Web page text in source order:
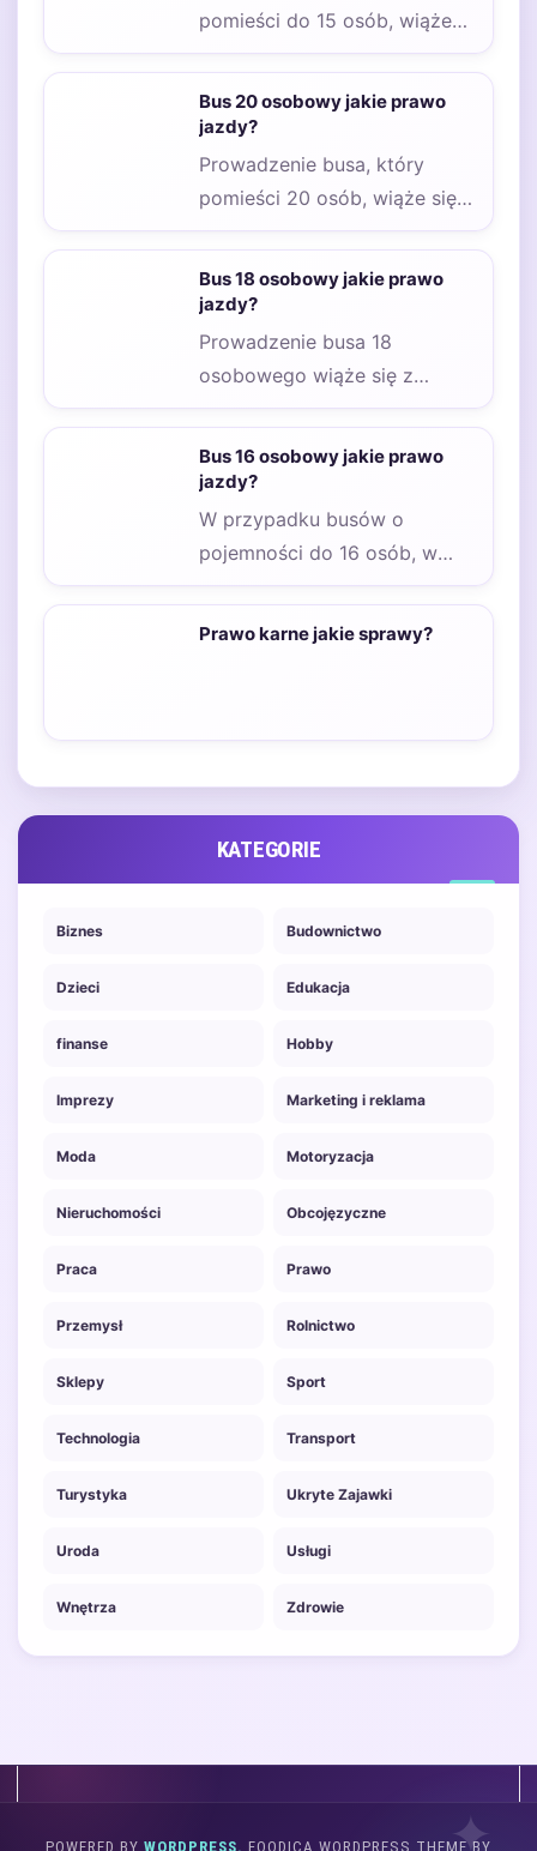
pomieści do 15 osób, wiąże
się z koniecznością
posiadania odpowiednich
uprawnień. W…
Bus 20 osobowy jakie prawo
jazdy?
Prowadzenie busa, który
pomieści 20 osób, wiąże się z
koniecznością posiadania
odpowiednich uprawnień. W
Polsce,…
Bus 18 osobowy jakie prawo
jazdy?
Prowadzenie busa 18
osobowego wiąże się z
określonymi wymaganiami
prawnymi dotyczącymi
posiadania odpowiednich
uprawnień. W…
Bus 16 osobowy jakie prawo
jazdy?
W przypadku busów o
pojemności do 16 osób, w
tym kierowcy, wymagane jest
posiadanie odpowiedniej…
Prawo karne jakie sprawy?
KATEGORIE
Biznes Budownictwo
Dzieci Edukacja
finanse Hobby
Imprezy Marketing i reklama
Moda Motoryzacja
Nieruchomości Obcojęzyczne
Praca Prawo
Przemysł Rolnictwo
Sklepy Sport
Technologia Transport
Turystyka Ukryte Zajawki
Uroda Usługi
Wnętrza Zdrowie
POWERED BY WORDPRESS. FOODICA WORDPRESS THEME BY